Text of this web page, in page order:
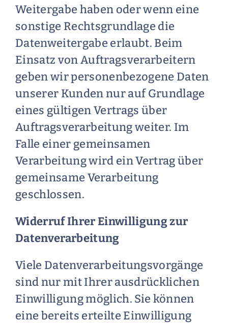
Weitergabe haben oder wenn eine
sonstige Rechtsgrundlage die
Datenweitergabe erlaubt. Beim
Einsatz von Auftragsverarbeitern
geben wir personenbezogene Daten
unserer Kunden nur auf Grundlage
eines gültigen Vertrags über
Auftragsverarbeitung weiter. Im
Falle einer gemeinsamen
Verarbeitung wird ein Vertrag über
gemeinsame Verarbeitung
geschlossen.
Widerruf Ihrer Einwilligung zur
Datenverarbeitung
Viele Datenverarbeitungsvorgänge
sind nur mit Ihrer ausdrücklichen
Einwilligung möglich. Sie können
eine bereits erteilte Einwilligung